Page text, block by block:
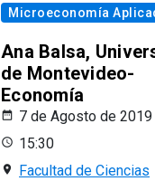
Microeconomía
Ana Balsa,
de Montevideo-
Economía
7 de Agosto de 2019
15:30
Facultad de Ciencias